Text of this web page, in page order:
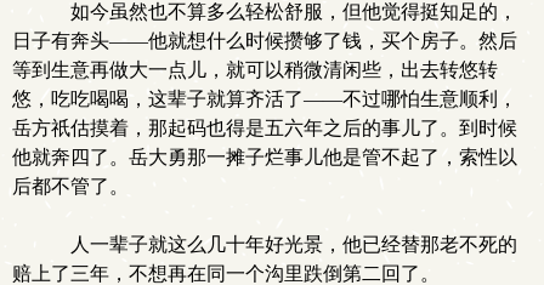
如今虽然也不算多么轻松舒服，但他觉得挺知足的，
日子有奔头——他就想什么时候攒够了钱，买个房子。然后
等到生意再做大一点儿，就可以稍微清闲些，出去转悠转
悠，吃吃喝喝，这辈子就算齐活了——不过哪怕生意顺利，
岳方祇估摸着，那起码也得是五六年之后的事儿了。到时候
他就奔四了。岳大勇那一摊子烂事儿他是管不起了，索性以
后都不管了。
人一辈子就这么几十年好光景，他已经替那老不死的
赔上了三年，不想再在同一个沟里跌倒第二回了。